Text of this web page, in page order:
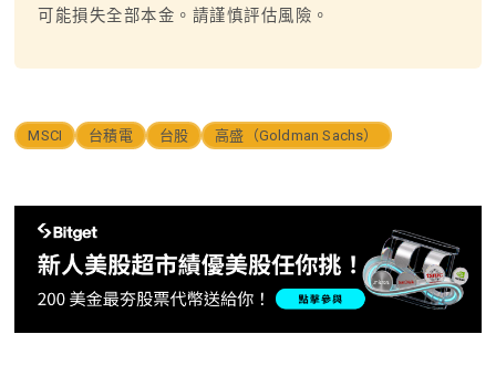
可能損失全部本金。請謹慎評估風險。
MSCI 台積電 台股 高盛（Goldman Sachs）